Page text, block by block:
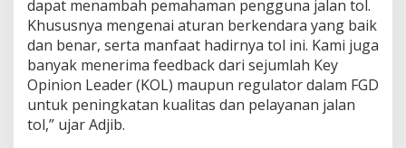
dapat menambah pemahaman pengguna jalan tol.
Khususnya mengenai aturan berkendara yang baik
dan benar, serta manfaat hadirnya tol ini. Kami juga
banyak menerima feedback dari sejumlah Key
Opinion Leader (KOL) maupun regulator dalam FGD
untuk peningkatan kualitas dan pelayanan jalan
tol,” ujar Adjib.